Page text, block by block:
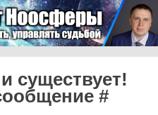
существует!
#